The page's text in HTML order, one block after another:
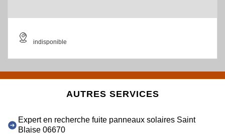
indisponible
AUTRES SERVICES
Expert en recherche fuite panneaux solaires Saint
Blaise 06670